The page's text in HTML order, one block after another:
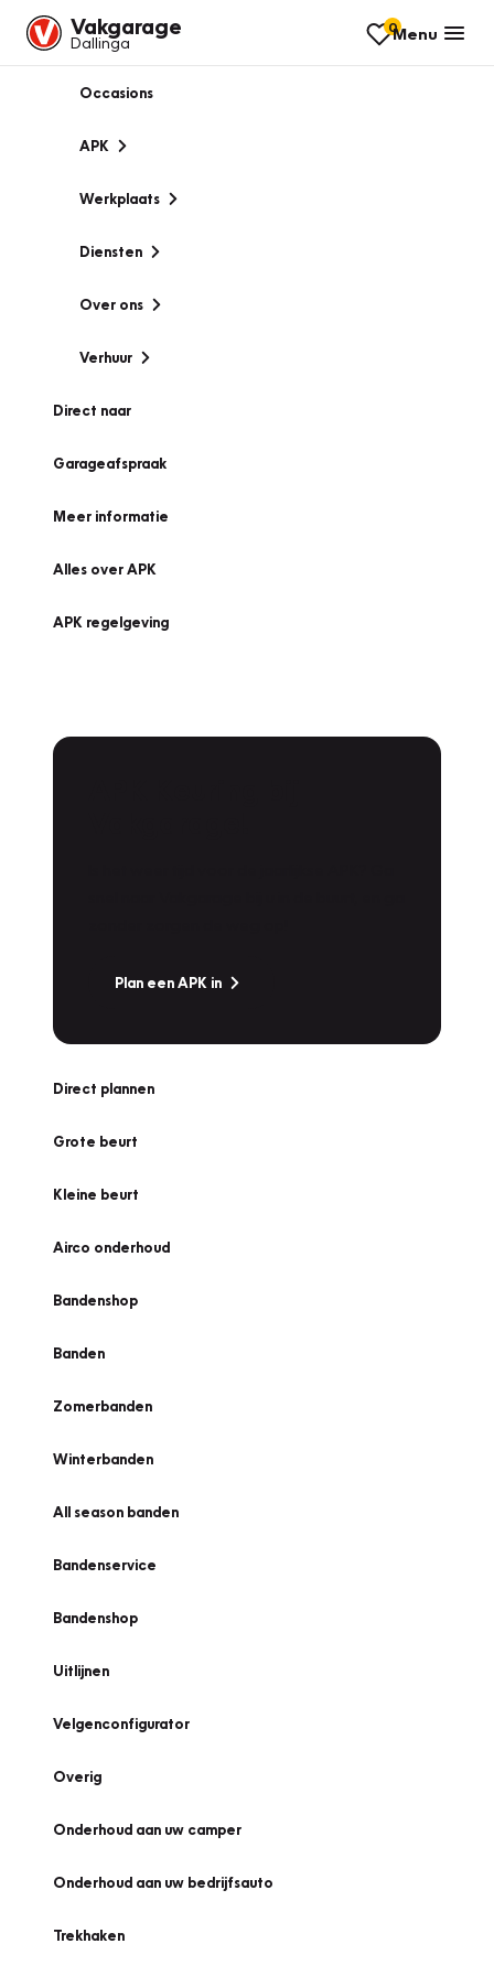
Vakgarage
Dallinga
0Menu
Occasions
APK
Werkplaats
Diensten
Over ons
Verhuur
Direct naar
Garageafspraak
Meer informatie
Alles over APK
APK regelgeving
Plan een APK in
Direct plannen
Grote beurt
Kleine beurt
Airco onderhoud
Bandenshop
Banden
Zomerbanden
Winterbanden
All season banden
Bandenservice
Bandenshop
Uitlijnen
Velgenconfigurator
Overig
Onderhoud aan uw camper
Onderhoud aan uw bedrijfsauto
Trekhaken